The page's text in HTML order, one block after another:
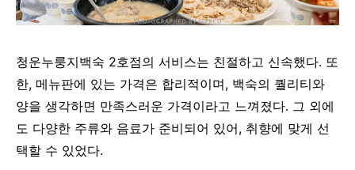
청운누룽지백숙 2호점의 서비스는 친절하고 신속했다. 또
한, 메뉴판에 있는 가격은 합리적이며, 백숙의 퀄리티와
양을 생각하면 만족스러운 가격이라고 느껴졌다. 그 외에
도 다양한 주류와 음료가 준비되어 있어, 취향에 맞게 선
택할 수 있었다.